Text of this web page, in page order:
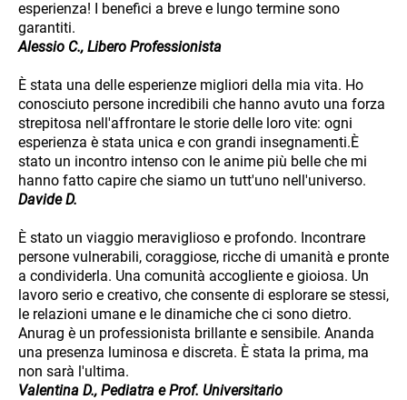
esperienza! I benefici a breve e lungo termine sono
garantiti.
Alessio C., Libero Professionista
È stata una delle esperienze migliori della mia vita. Ho
conosciuto persone incredibili che hanno avuto una forza
strepitosa nell'affrontare le storie delle loro vite: ogni
esperienza è stata unica e con grandi insegnamenti.È
stato un incontro intenso con le anime più belle che mi
hanno fatto capire che siamo un tutt'uno nell'universo.
Davide D.
È stato un viaggio meraviglioso e profondo. Incontrare
persone vulnerabili, coraggiose, ricche di umanità e pronte
a condividerla. Una comunità accogliente e gioiosa. Un
lavoro serio e creativo, che consente di esplorare se stessi,
le relazioni umane e le dinamiche che ci sono dietro.
Anurag è un professionista brillante e sensibile. Ananda
una presenza luminosa e discreta. È stata la prima, ma
non sarà l'ultima.
Valentina D., Pediatra e Prof. Universitario